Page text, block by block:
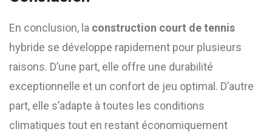
En conclusion, la construction court de tennis
hybride se développe rapidement pour plusieurs
raisons. D’une part, elle offre une durabilité
exceptionnelle et un confort de jeu optimal. D’autre
part, elle s’adapte à toutes les conditions
climatiques tout en restant économiquement